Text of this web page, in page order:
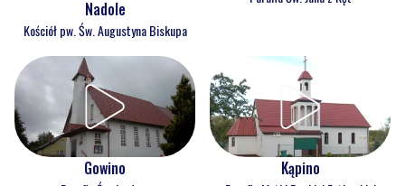
Nadole
Kościół pw. Św. Augustyna Biskupa
Gowino Kąpino